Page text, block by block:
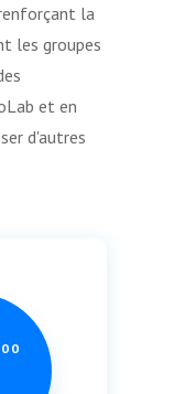
la
les groupes
et en
d'autres